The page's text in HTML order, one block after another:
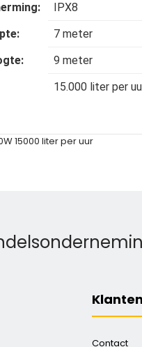
IPX8
7 meter
9 meter
15.000 liter per
15000 liter per uur
Contact